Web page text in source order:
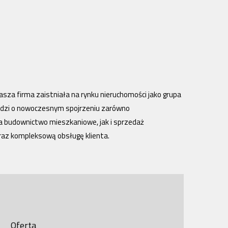
firma zaistniała na rynku nieruchomości jako grupa
o nowoczesnym spojrzeniu zarówno
budownictwo mieszkaniowe, jak i sprzedaż
kompleksową obsługę klienta.